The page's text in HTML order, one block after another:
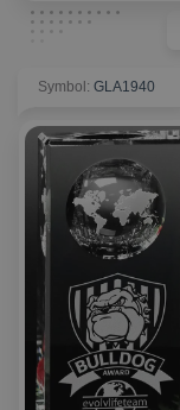
Symbol: GLA1940